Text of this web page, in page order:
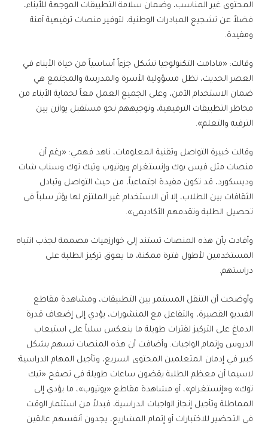
المحتوى غير المناسب، وضمان سلامة التطبيقات الموجهة للأبناء،
فضلاً عن تشجيع المبادرات الوطنية، لتوفير منصات ترفيهية آمنة
ومفيدة.
وقالت: «مادامت التكنولوجيا تشكل جزءاً أساسياً من حياة الأبناء في
العصر الحديث، تظل مسؤولية الأسرة والمدرسة والمجتمع هي
ضمان الاستخدام الآمن، وعلى الجميع العمل معاً لحماية الأبناء من
مخاطر التطبيقات الترفيهية، وتوجيههم نحو مستقبل يوازن بين
الترفيه والتعلم».
وقالت خبيرة التواصل وتقنية المعلومات، ناهد فهمي: «رغم أن
منصات مثل فيس بوك وإنستغرام ويوتيوب وتيك توك وسناب شات
وديسكورد، قد تكون مفيدة اجتماعياً، من حيث التواصل وتبادل
الثقافات بين الطلاب، إلا أن الاستخدام غير الملتزم لها يؤثر سلباً في
تحصيل الطلبة وتقدمهم الأكاديمي».
وأفادت بأن هذه المنصات تستند إلى خوارزميات مصممة لجذب انتباه
المستخدمين لأطول فترة ممكنة، ما يعوق تركيز الطلبة على
دراستهم.
وأوضحت أن التنقل المستمر بين التطبيقات، ومشاهدة مقاطع
الفيديو القصيرة، والتفاعل مع المنشورات، يؤدي إلى إضعاف قدرة
الدماغ على التركيز لفترات طويلة ما ينعكس سلباً على استيعاب
الدروس وإتمام الواجبات. وأضافت أن هذه المنصات تسهم بشكل
كبير في إدمان المتعلمين المحتوى السريع، وتأجيل المهام الدراسية؛
لاسيما أن معظم الطلبة يقضون ساعات طويلة في تصفح «تيك
توك» و«إنستغرام»، أو مشاهدة مقاطع «يوتيوب»، ما يؤدي إلى
المماطلة وتأجيل إنجاز الواجبات الدراسية، فبدلاً من استثمار الوقت
في التحضير للاختبارات أو إتمام المشاريع، يجدون أنفسهم عالقين